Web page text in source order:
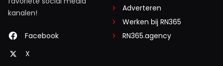
kanalen!
Facebook
X
Adverteren
Werken bij RN365
RN365.agency